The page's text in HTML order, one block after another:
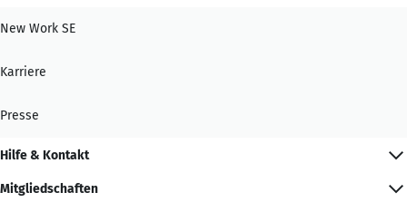
New Work SE
Karriere
Presse
Hilfe & Kontakt
Mitgliedschaften